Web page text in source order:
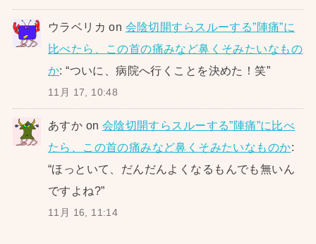
ウラベリカ on 会陰切開すらスルーする”陣痛”に
比べたら、この首の痛みなど鼻くそみたいなもの
か: “ついに、病院へ行くことを決めた！笑”
11月 17, 10:48
あすか on 会陰切開すらスルーする”陣痛”に比べ
たら、この首の痛みなど鼻くそみたいなものか:
“ほっといて、だんだんよくなるもんでも無いん
ですよね?”
11月 16, 11:14